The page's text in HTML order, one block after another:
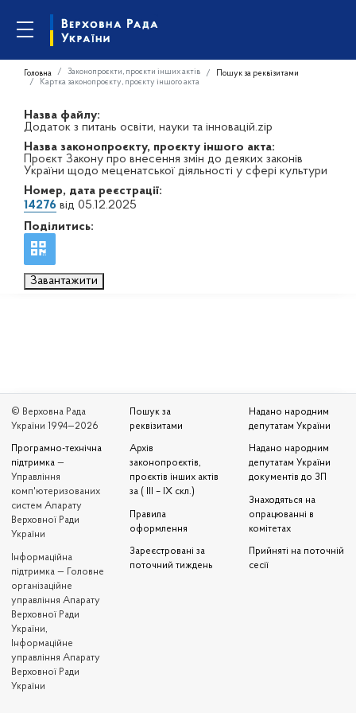
Головна Законопроєкти, проєкти інших актів
Пошук за реквізитами
Картка законопроєкту, проєкту іншого акта
Назва файлу:
Додаток з питань освіти, науки та інновацій.zip
Назва законопроєкту, проєкту іншого акта:
Проєкт Закону про внесення змін до деяких законів
України щодо меценатської діяльності у сфері культури
Номер, дата реєстрації:
14276 від 05.12.2025
Поділитись:
Завантажити
© Верховна Рада
України 1994—2026
Програмно-технічна
підтримка —
Управління
комп'ютеризованих
систем Апарату
Верховної Ради
України
Iнформаційна
підтримка — Головне
організаційне
управління Апарату
Верховної Ради
України,
Інформаційне
управління Апарату
Верховної Ради
України
Пошук за
реквізитами
Архів
законопроєктів,
проєктів інших актів
за ( III – IX скл.)
Правила
оформлення
Зареєстровані за
поточний тиждень
Надано народним
депутатам України
Надано народним
депутатам України
документів до ЗП
Знаходяться на
опрацюванні в
комітетах
Прийняті на поточній
сесії